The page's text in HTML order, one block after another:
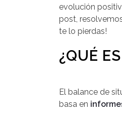
evolución
post,
te lo pierdas!
¿QUÉ
El balance de
basa en